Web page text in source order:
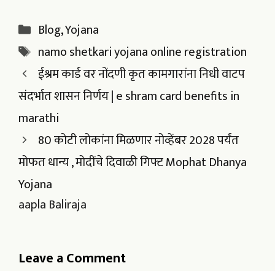
Categories
Blog,Yojana
Tags
namo shetkari yojana online registration
ईश्रम कार्ड वर नोंदणी कृत कामगारांना निधी वाटप
संदर्भात शासन निर्णय | e shram card benefits in
marathi
80 कोटी लोकांना मिळणार नोव्हेंबर 2028 पर्यंत
मोफत धान्य , मोदींचे दिवाळी गिफ्ट Mophat Dhanya
Yojana
aapla Baliraja
Leave a Comment